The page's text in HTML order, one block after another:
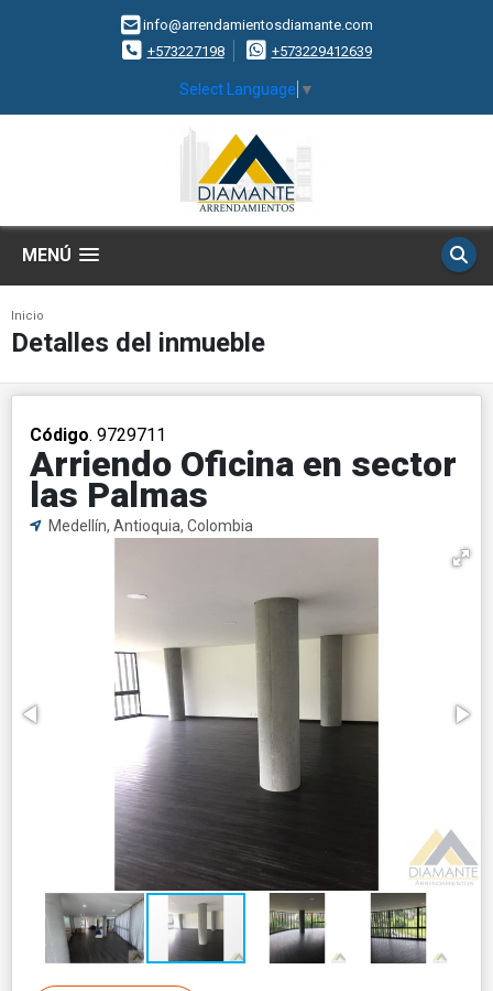
info@arrendamientosdiamante.com
+573227198
+573229412639
Select Language ▼
MENÚ
Inicio
Detalles del inmueble
Código. 9729711
Arriendo Oficina en sector
las Palmas
Medellín, Antioquia, Colombia